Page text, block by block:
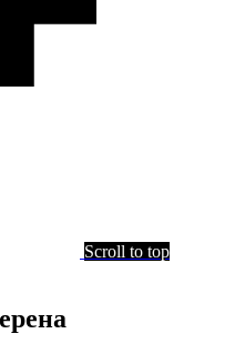
Scroll to top